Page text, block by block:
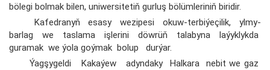
bölegi bolmak bilen, uniwersitetiň gurluş bölümleriniň biridir.
Kafedranyň esasy wezipesi okuw-terbiýeçilik, ylmy-
barlag we taslama işlerini döwrüň talabyna laýyklykda
guramak we ýola goýmak bolup durýar.
Ýagşygeldi Kakaýew adyndaky Halkara nebit we gaz